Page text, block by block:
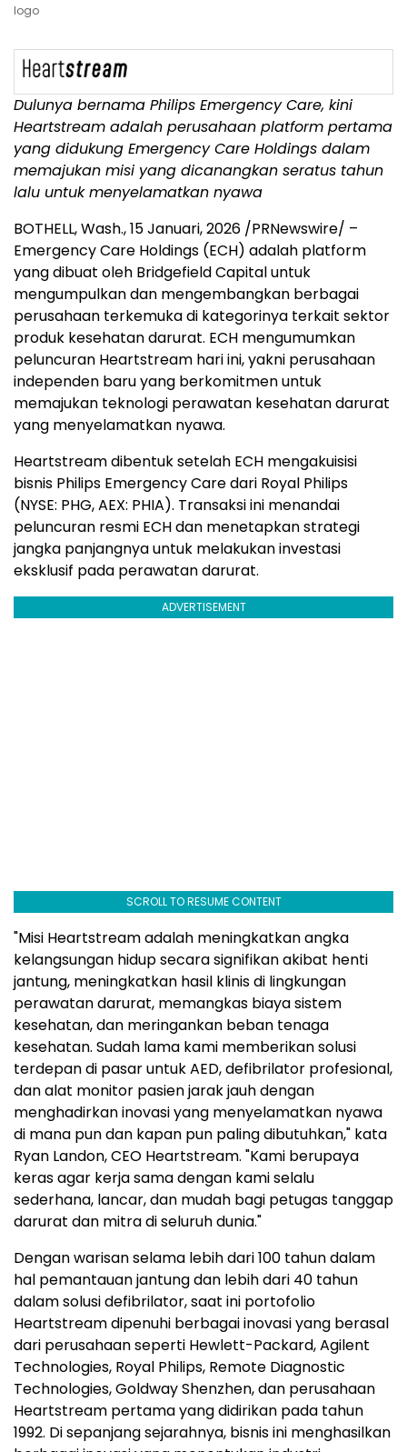
logo
Dulunya bernama Philips Emergency Care, kini
Heartstream adalah perusahaan platform pertama
yang didukung Emergency Care Holdings dalam
memajukan misi yang dicanangkan seratus tahun
lalu untuk menyelamatkan nyawa
BOTHELL, Wash.,15 Januari, 2026 /PRNewswire/ –
Emergency Care Holdings (ECH) adalah platform
yang dibuat oleh Bridgefield Capital untuk
mengumpulkan dan mengembangkan berbagai
perusahaan terkemuka di kategorinya terkait sektor
produk kesehatan darurat. ECH mengumumkan
peluncuran Heartstream hari ini, yakni perusahaan
independen baru yang berkomitmen untuk
memajukan teknologi perawatan kesehatan darurat
yang menyelamatkan nyawa.
Heartstream dibentuk setelah ECH mengakuisisi
bisnis Philips Emergency Care dari Royal Philips
(NYSE: PHG, AEX: PHIA). Transaksi ini menandai
peluncuran resmi ECH dan menetapkan strategi
jangka panjangnya untuk melakukan investasi
eksklusif pada perawatan darurat.
ADVERTISEMENT
SCROLL TO RESUME CONTENT
"Misi Heartstream adalah meningkatkan angka
kelangsungan hidup secara signifikan akibat henti
jantung, meningkatkan hasil klinis di lingkungan
perawatan darurat, memangkas biaya sistem
kesehatan, dan meringankan beban tenaga
kesehatan. Sudah lama kami memberikan solusi
terdepan di pasar untuk AED, defibrilator profesional,
dan alat monitor pasien jarak jauh dengan
menghadirkan inovasi yang menyelamatkan nyawa
di mana pun dan kapan pun paling dibutuhkan," kata
Ryan Landon, CEO Heartstream. "Kami berupaya
keras agar kerja sama dengan kami selalu
sederhana, lancar, dan mudah bagi petugas tanggap
darurat dan mitra di seluruh dunia."
Dengan warisan selama lebih dari 100 tahun dalam
hal pemantauan jantung dan lebih dari 40 tahun
dalam solusi defibrilator, saat ini portofolio
Heartstream dipenuhi berbagai inovasi yang berasal
dari perusahaan seperti Hewlett-Packard, Agilent
Technologies, Royal Philips, Remote Diagnostic
Technologies, Goldway Shenzhen, dan perusahaan
Heartstream pertama yang didirikan pada tahun
1992. Di sepanjang sejarahnya, bisnis ini menghasilkan